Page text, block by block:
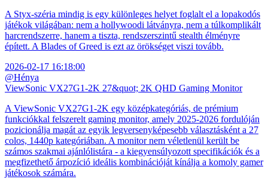
A Styx-széria mindig is egy különleges helyet foglalt el a lopakodós
játékok világában: nem a hollywoodi látványra, nem a túlkomplikált
harcrendszerre, hanem a tiszta, rendszerszintű stealth élményre
épített. A Blades of Greed is ezt az örökséget viszi tovább.
2026-02-17 16:18:00
@Hénya
ViewSonic VX27G1-2K 27&quot; 2K QHD Gaming Monitor
A ViewSonic VX27G1-2K egy középkategóriás, de prémium
funkciókkal felszerelt gaming monitor, amely 2025-2026 fordulóján
pozicionálja magát az egyik legversenyképesebb választásként a 27
colos, 1440p kategóriában. A monitor nem véletlenül került be
számos szakmai ajánlólistára - a kiegyensúlyozott specifikációk és a
megfizethető árpozíció ideális kombinációját kínálja a komoly gamer
játékosok számára.